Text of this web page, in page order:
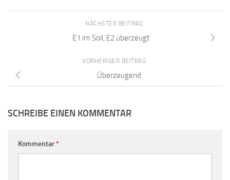
NÄCHSTER BEITRAG
E1 im Soll, E2 überzeugt
VORHERIGER BEITRAG
Überzeugend
SCHREIBE EINEN KOMMENTAR
Kommentar*